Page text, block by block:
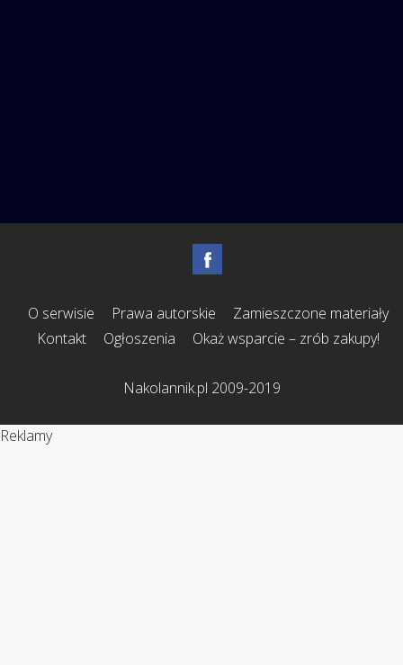
O serwisie Prawa autorskie
Zamieszczone materiały
Kontakt
Ogłoszenia Okaż wsparcie – zrób zakupy!
Nakolannik.pl 2009-2019
Reklamy